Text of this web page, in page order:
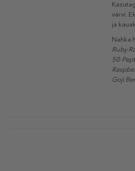
värvi.
ja
Nahka
Ruby
50-
Goji